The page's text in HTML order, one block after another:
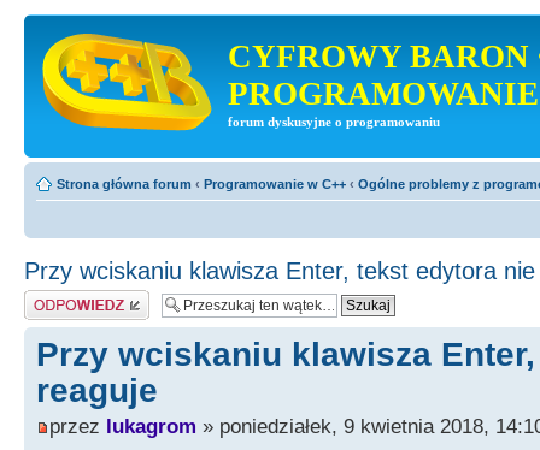
CYFROWY BARON
PROGRAMOWANIE
forum dyskusyjne o programowaniu
Strona główna forum ‹ Programowanie w C++ ‹ Ogólne problemy z
Przy wciskaniu klawisza Enter, tekst edytora
Odpowiedz
Przy wciskaniu klawisza
reaguje
przez lukagrom » poniedziałek, 9 kwietnia 2018,